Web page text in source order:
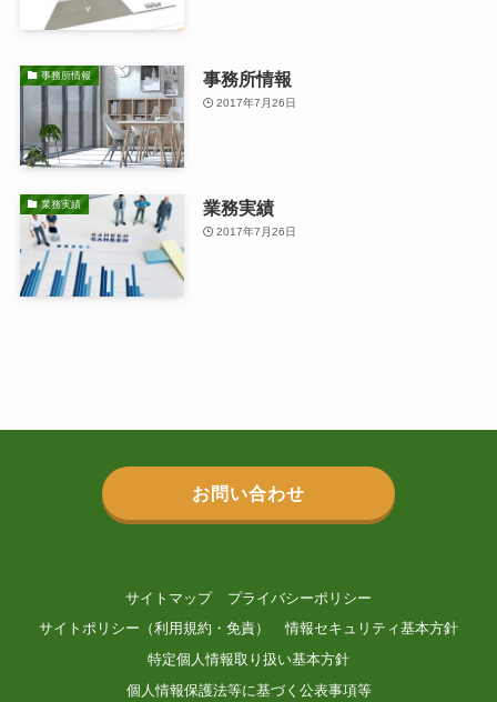
事務所情報 事務所情報
2017年7月26日
業務実績 業務実績
2017年7月26日
お問い合わせ
サイトマップ
プライバシーポリシー
サイトポリシー（利用規約・免責）
情報セキュリティ基本方針
特定個人情報取り扱い基本方針
個人情報保護法等に基づく公表事項等